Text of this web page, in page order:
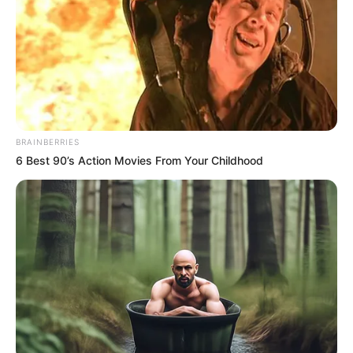
3 Perccel Ezelőtt: Majka Megtörte a Csendet, és
Megrázó Titkot Vallott Be Feleségéről, HajnalkaEgy
váratlan bejelentés rázta meg a bulvár világát,
amikor Majka, a népszerű rapper és műsorvezető,
megtörte a csendet és megrázó titkot osztott meg
BRAINBERRIES
6 Best 90’s Action Movies From Your Childhood